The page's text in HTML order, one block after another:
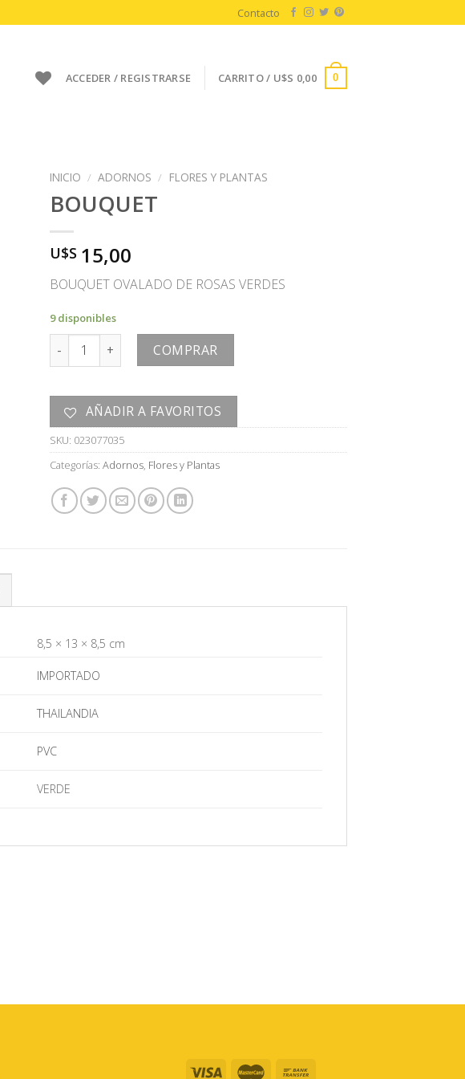
Contacto
ACCEDER / REGISTRARSE CARRITO / U$S 0,00 0
INICIO / ADORNOS / FLORES Y PLANTAS
BOUQUET
U$S 15,00
BOUQUET OVALADO DE ROSAS VERDES
9 disponibles
BOUQUET cantidadCOMPRAR
AÑADIR A FAVORITOS
SKU: 023077035
Categorías:Adornos, Flores y Plantas
8,5 × 13 × 8,5 cm
IMPORTADO
THAILANDIA
PVC
VERDE